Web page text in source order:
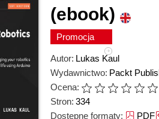
(ebook)
Promocja
Autor: Lukas Kaul
Wydawnictwo: Packt
Ocena:
Stron: 334
Dostępne formaty: PDF